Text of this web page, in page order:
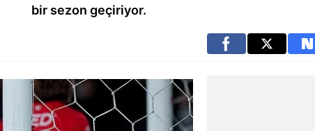
bir sezon geçiriyor.